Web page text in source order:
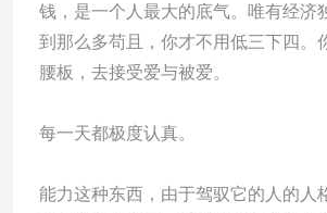
钱，是一个人最大的底气。唯有经济
到那么多苟且，你才不用低三下四。
腰板，去接受爱与被爱。
每一天都极度认真。
能力这种东西，由于驾驭它的人的人